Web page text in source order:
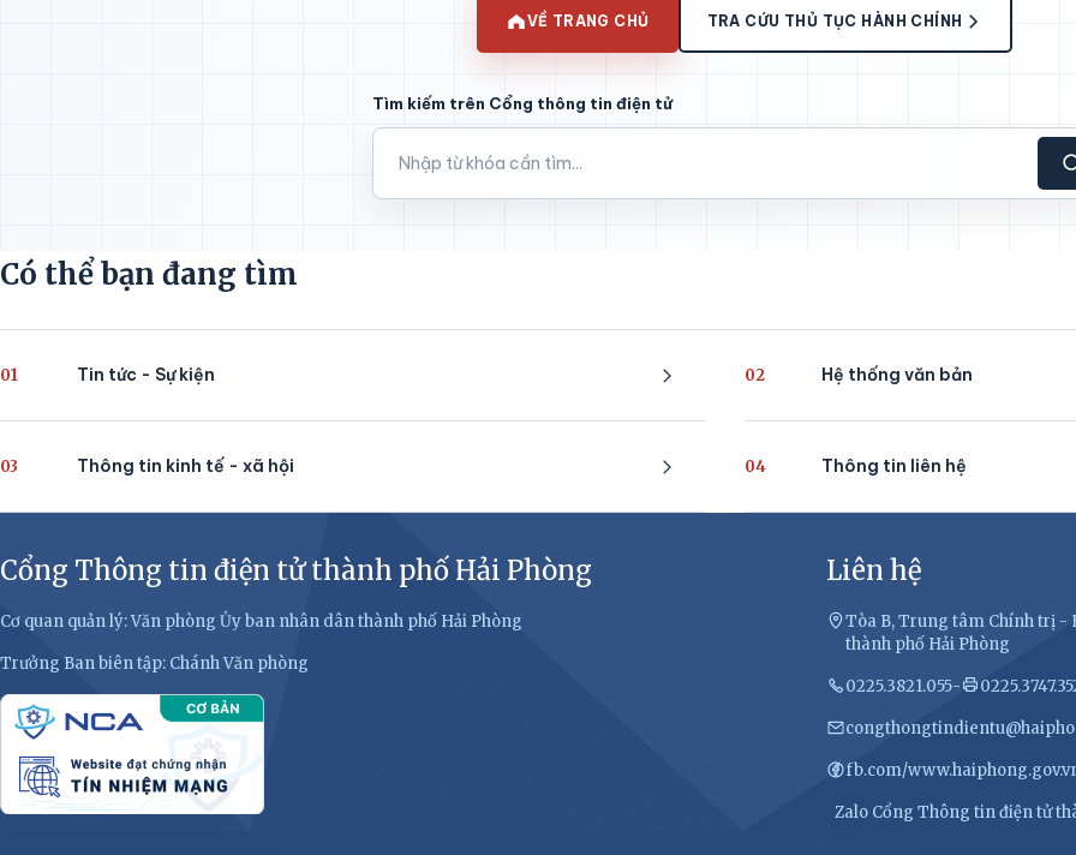
VỀ TRANG CHỦ TRA CỨU THỦ TỤC HÀNH CHÍNH
Tìm kiếm trên Cổng thông tin điện tử
Có thể bạn đang tìm
01 Tin tức - Sự kiện 02 Hệ thống văn bản
03 Thông tin kinh tế - xã hội 04 Thông tin liên hệ
Cổng Thông tin điện tử thành phố Hải Phòng
Cơ quan quản lý: Văn phòng Ủy ban nhân dân thành phố Hải Phòng
Trưởng Ban biên tập: Chánh Văn phòng
Liên hệ
Tòa B, Trung tâm Chính trị -
thành phố Hải Phòng
0225.3821.055-
fb.com/
Zalo Cổng Thông tin điện tử